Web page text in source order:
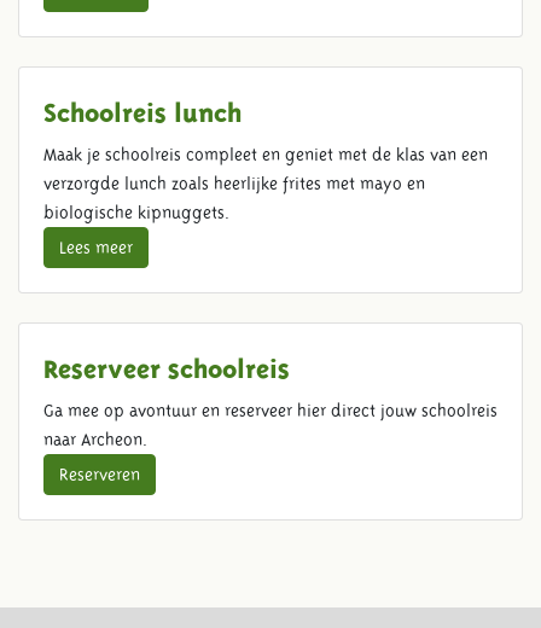
Schoolreis lunch
Maak je schoolreis compleet en geniet met de klas van een
verzorgde lunch zoals heerlijke frites met mayo en
biologische kipnuggets.
Lees meer
Reserveer schoolreis
Ga mee op avontuur en reserveer hier direct jouw schoolreis
naar Archeon.
Reserveren